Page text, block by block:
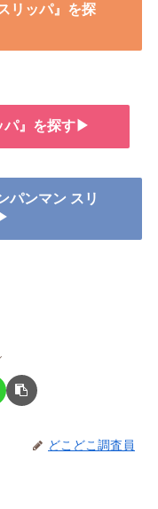
リッパ』を探
パ』を探す▶
パンマン スリ
どこどこ調査員